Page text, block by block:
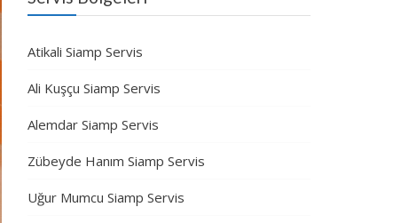
Atikali Siamp Servis
Ali Kuşçu Siamp Servis
Alemdar Siamp Servis
Zübeyde Hanım Siamp Servis
Uğur Mumcu Siamp Servis